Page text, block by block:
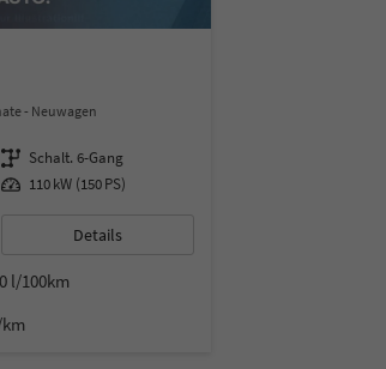
Neuwagen
Getriebe Schalt. 6-Gang
Leistung 110 kW (150 PS)
Details
l/100km